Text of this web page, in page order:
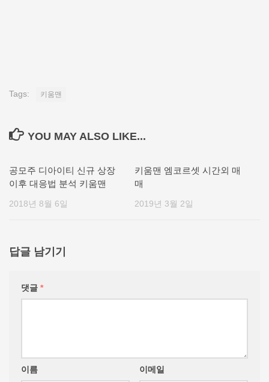
Tags: 키움맨
YOU MAY ALSO LIKE...
공모주 디아이티 신규 상장
이후 대응법 분석 키움맨
2018년 8월 6일
키움맨 엠코르셋 시간외 매
매
2019년 3월 2일
답글 남기기
댓글 *
이름 이메일